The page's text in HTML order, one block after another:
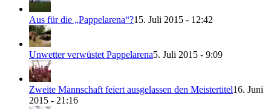
Aus für die „Pappelarena“?15. Juli 2015 - 12:42
Unwetter verwüstet Pappelarena5. Juli 2015 - 9:09
Zweite Mannschaft feiert ausgelassen den Meistertitel16. Juni
2015 - 21:16